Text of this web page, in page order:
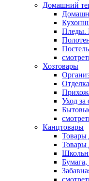
Домашний
Пледы.
Хозтовары
Уход
Канцтовары
Товары
Товары